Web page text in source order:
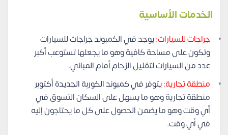
الخدمات الأساسية
جراجات للسيارات:يوجد في الكمبوند جراجات للسيارات
وتكون على مساحة كافية وهو ما يجعلها تستوعب أكبر
عدد من السيارات لتقليل الزحام أمام المباني.
منطقة تجارية:يتوفر في كمبوند الكوربة الجديدة أكتوبر
منطقة تجارية وهو ما يسهل على السكان التسوق في
أي وقت وهو ما يضمن الحصول على كل ما يحتاجون إليه
في أي وقت.